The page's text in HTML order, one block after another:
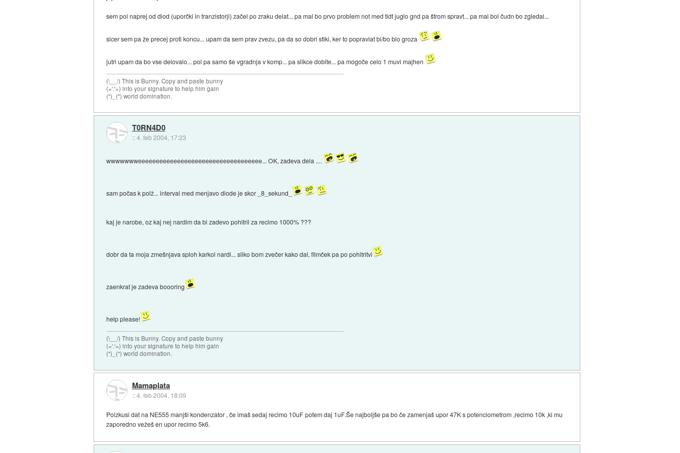
sem pol naprej od diod (uporčki in tranzistorji) začel po zraku delat... pa mal bo prvo problem not med tidt juglo gnd pa štrom spravt... pa mal bol čudn bo zgledal...
sicer sem pa že precej proti koncu... upam da sem prav zvezu, pa da so dobri stiki, ker to popravlat bi/bo blo groza
jutri upam da bo vse delovalo... pol pa samo še vgradnja v komp... pa slikce dobite... pa mogoče celo 1 muvi majhen
(\__/) This is Bunny. Copy and paste bunny
(='.'=) into your signature to help him gain
(")_(") world domination.
T0RN4D0
::4. feb 2004, 17:23
wwwwwwweeeeeeeeeeeeeeeeeeeeeeeeeeeeeeeeeee... OK, zadeva dela ....
sam počas k polž... interval med menjavo diode je skor _8_sekund_
kaj je narobe, oz kaj nej nardim da bi zadevo pohitril za recimo 1000% ???
dobr da ta moja zmešnjava sploh karkol nardi... sliko bom zvečer kako dal, filmček pa po pohitritvi
zaenkrat je zadeva boooring
help please!
(\__/) This is Bunny. Copy and paste bunny
(='.'=) into your signature to help him gain
(")_(") world domination.
Mamaplata
::4. feb 2004, 18:09
Poizkusi dat na NE555 manjši kondenzator , če imaš sedaj recimo 10uF potem daj 1uF.Še najboljše pa bo če zamenjaš upor 47K s potenciometrom ,recimo 10k ,ki mu
zaporedno vežeš en upor recimo 5k6.